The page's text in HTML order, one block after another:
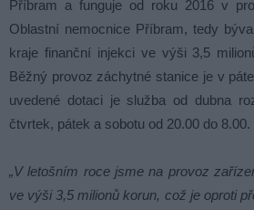
Příbram a funguje od roku 2016 v
Oblastní nemocnice Příbram, tedy
kraje finanční injekci ve výši 3,5
Běžný provoz záchytné stanice je v
uvedené dotaci je služba od dubna
čtvrtek, pátek a sobotu od 20.00 do 8.00.
„V letošním roce jsme na provoz
ve výši 3,5 milionů korun, což je oproti